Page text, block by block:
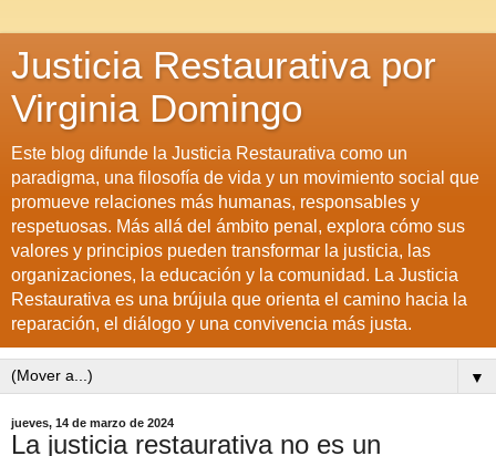
Justicia Restaurativa por
Virginia Domingo
Este blog difunde la Justicia Restaurativa como un
paradigma, una filosofía de vida y un movimiento social que
promueve relaciones más humanas, responsables y
respetuosas. Más allá del ámbito penal, explora cómo sus
valores y principios pueden transformar la justicia, las
organizaciones, la educación y la comunidad. La Justicia
Restaurativa es una brújula que orienta el camino hacia la
reparación, el diálogo y una convivencia más justa.
▼
jueves, 14 de marzo de 2024
La justicia restaurativa no es un